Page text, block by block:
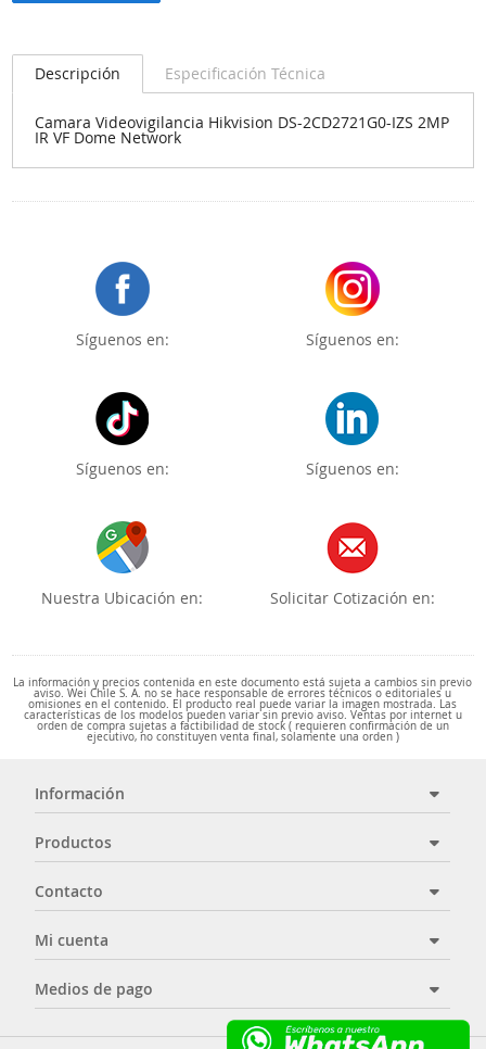
Descripción Especificación Técnica
Camara Videovigilancia Hikvision DS-2CD2721G0-IZS 2MP
IR VF Dome Network
Síguenos en: Síguenos en:
Síguenos en: Síguenos en:
Nuestra Ubicación en: Solicitar Cotización en:
La información y precios contenida en este documento está sujeta a cambios sin previo
aviso. Wei Chile S. A. no se hace responsable de errores técnicos o editoriales u
omisiones en el contenido. El producto real puede variar la imagen mostrada. Las
características de los modelos pueden variar sin previo aviso. Ventas por internet u
orden de compra sujetas a factibilidad de stock ( requieren confirmación de un
ejecutivo, no constituyen venta final, solamente una orden )
Información
Productos
Contacto
Mi cuenta
Medios de pago